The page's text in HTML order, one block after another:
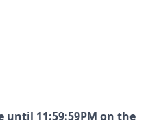
until 11:59:59PM on the